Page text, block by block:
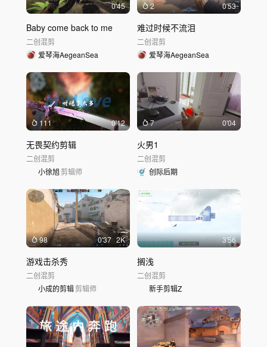
0'45
Baby come back to me
二创混剪
爱琴海AegeanSea
2 0'53
难过时候不流泪
二创混剪
爱琴海AegeanSea
111 0'12
无畏契约剪辑
二创混剪
小徐旭剪辑师
7 0'04
火男1
二创混剪
创际后期
98 0'37 2K
游戏击杀秀
二创混剪
小成的剪辑剪辑师
3'56
搁浅
二创混剪
新手剪辑Z